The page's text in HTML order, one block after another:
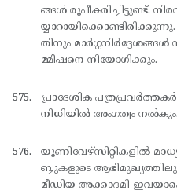
ങ്ങള്‍ രൂപീകരിച്ചിട്ടുണ്ട്.
തിനും
മ്മീഷനെ നിയോഗിക്കും.
പ്രാദേശിക
നിധിയില്‍ അംഗത്വം നല്‍കും.
യൂണിവേഴ്സിറ്റികളില്‍
ബ്ബുകളുടെ
മീഡിയ അക്കാദമി